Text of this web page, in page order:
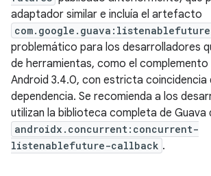
adaptador similar e incluía el artefacto
com.google.guava:listenablefuture
problemático para los desarrolladores
de herramientas, como el complemento
Android 3.4.0, con estricta coincidencia
dependencia. Se recomienda a los
utilizan la biblioteca completa de Guava
androidx.concurrent:concurrent-
listenablefuture-callback .